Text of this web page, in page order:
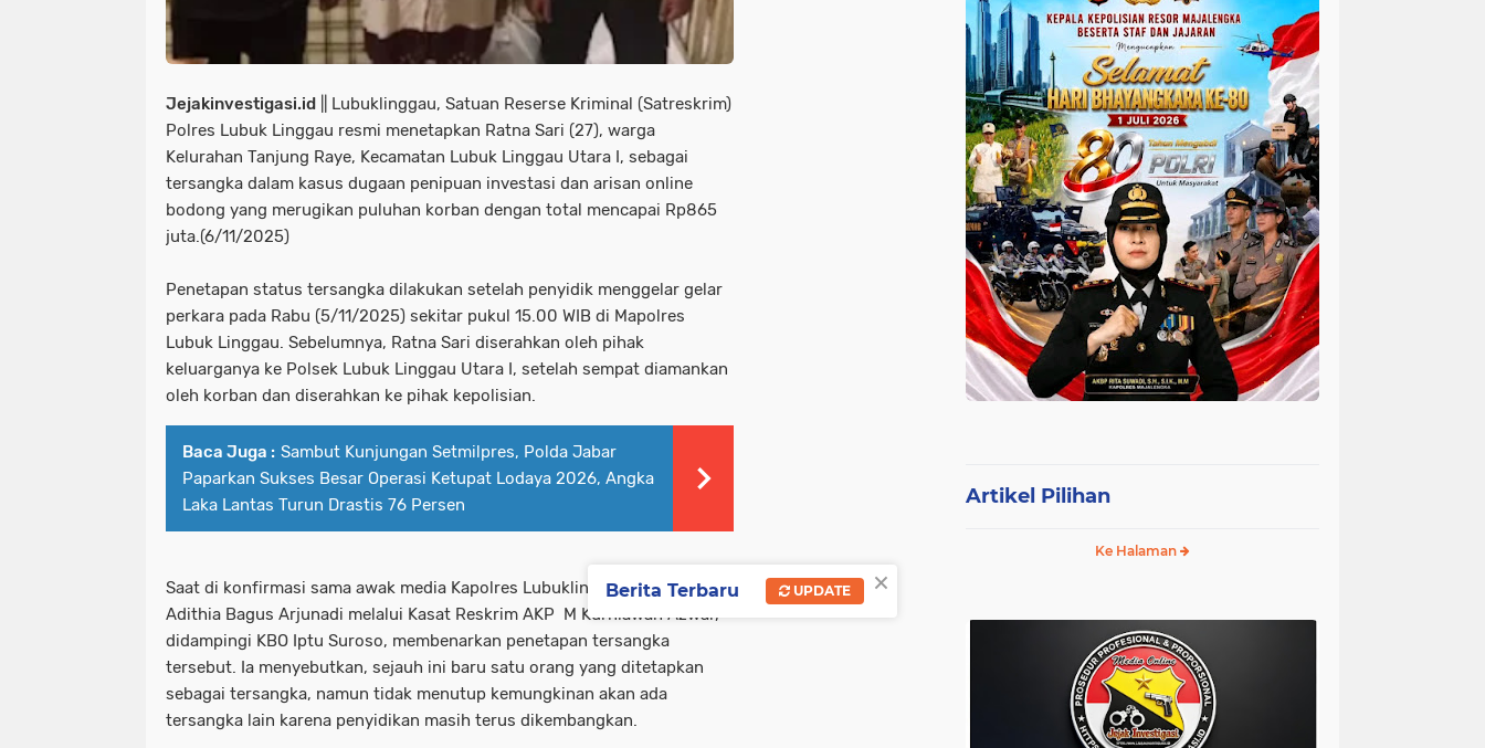
Jejakinvestigasi.id || Lubuklinggau, Satuan Reserse Kriminal (Satreskrim)
Polres Lubuk Linggau resmi menetapkan Ratna Sari (27), warga
Kelurahan Tanjung Raye, Kecamatan Lubuk Linggau Utara I, sebagai
tersangka dalam kasus dugaan penipuan investasi dan arisan online
bodong yang merugikan puluhan korban dengan total mencapai Rp865
juta.(6/11/2025)
Penetapan status tersangka dilakukan setelah penyidik menggelar gelar
perkara pada Rabu (5/11/2025) sekitar pukul 15.00 WIB di Mapolres
Lubuk Linggau. Sebelumnya, Ratna Sari diserahkan oleh pihak
keluarganya ke Polsek Lubuk Linggau Utara I, setelah sempat diamankan
oleh korban dan diserahkan ke pihak kepolisian.
Baca Juga : Sambut Kunjungan Setmilpres, Polda Jabar
Paparkan Sukses Besar Operasi Ketupat Lodaya 2026, Angka
Laka Lantas Turun Drastis 76 Persen
Saat di konfirmasi sama awak media Kapolres Lubuklinggau AKBP
Adithia Bagus Arjunadi melalui Kasat Reskrim AKP M Kurniawan Azwar,
didampingi KBO Iptu Suroso, membenarkan penetapan tersangka
tersebut. Ia menyebutkan, sejauh ini baru satu orang yang ditetapkan
sebagai tersangka, namun tidak menutup kemungkinan akan ada
tersangka lain karena penyidikan masih terus dikembangkan.
Artikel Pilihan
Ke Halaman
×
Berita Terbaru UPDATE